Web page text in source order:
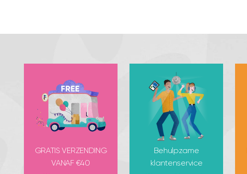
GRATIS VERZENDING
VANAF €40
Behulpzame
klantenservice